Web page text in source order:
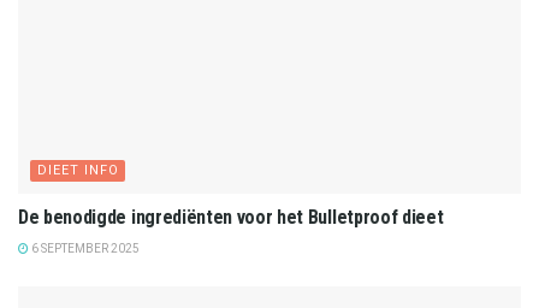
DIEET INFO
De benodigde ingrediënten voor het Bulletproof dieet
6 SEPTEMBER 2025